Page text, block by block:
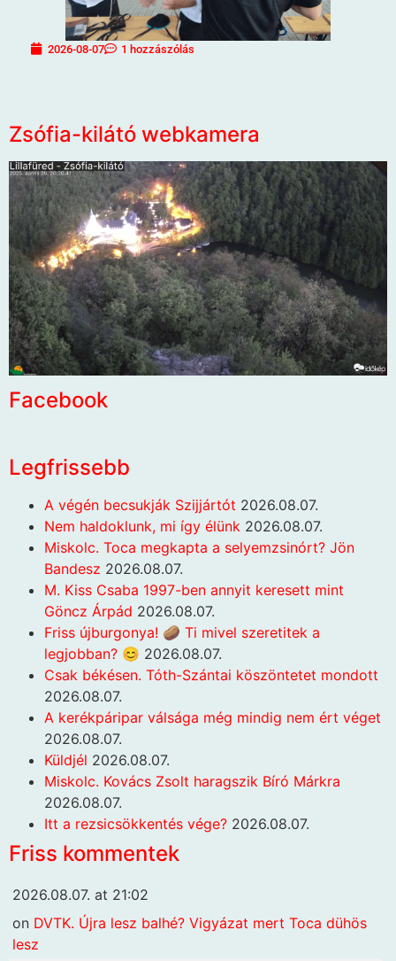
2026-08-07 1 hozzászólás
Zsófia-kilátó webkamera
Facebook
Legfrissebb
A végén becsukják Szijjártót 2026.08.07.
Nem haldoklunk, mi így élünk 2026.08.07.
Miskolc. Toca megkapta a selyemzsinórt? Jön
Bandesz 2026.08.07.
M. Kiss Csaba 1997-ben annyit keresett mint
Göncz Árpád 2026.08.07.
Friss újburgonya! 🥔 Ti mivel szeretitek a
legjobban? 😊 2026.08.07.
Csak békésen. Tóth-Szántai köszöntetet mondott
2026.08.07.
A kerékpáripar válsága még mindig nem ért véget
2026.08.07.
Küldjél 2026.08.07.
Miskolc. Kovács Zsolt haragszik Bíró Márkra
2026.08.07.
Itt a rezsicsökkentés vége? 2026.08.07.
Friss kommentek
2026.08.07. at 21:02
on DVTK. Újra lesz balhé? Vigyázat mert Toca dühös
lesz